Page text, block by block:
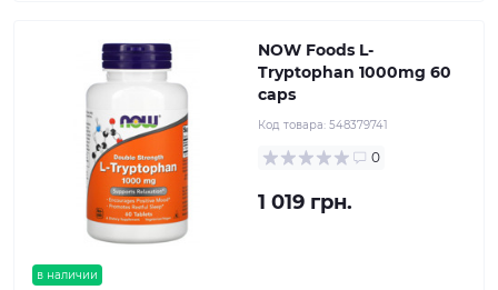
в наличии
NOW Foods L-
Tryptophan 1000mg 60
caps
Код товара: 548379741
0
1 019 грн.